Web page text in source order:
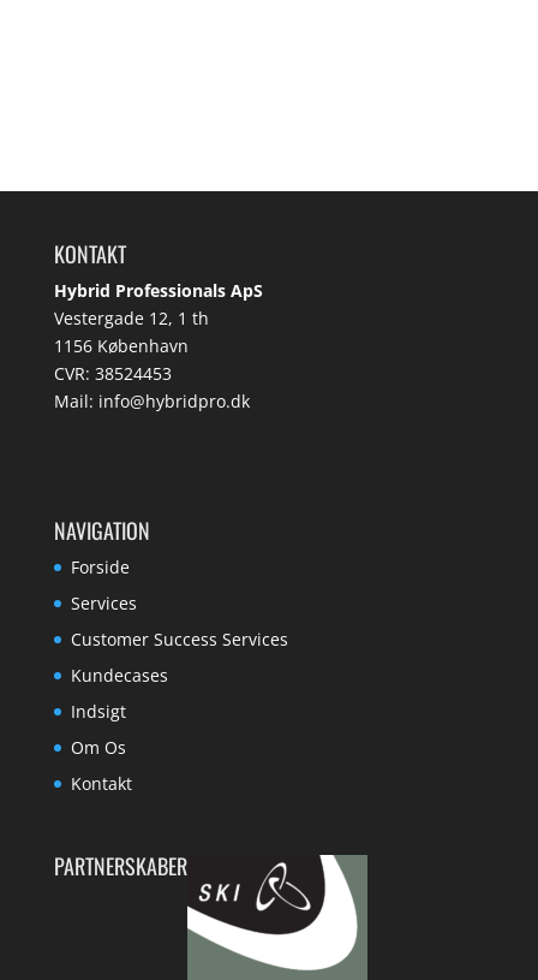
KONTAKT
Hybrid Professionals ApS
Vestergade 12, 1 th
1156 København
CVR: 38524453
Mail: info@hybridpro.dk
NAVIGATION
Forside
Services
Customer Success Services
Kundecases
Indsigt
Om Os
Kontakt
PARTNERSKABER